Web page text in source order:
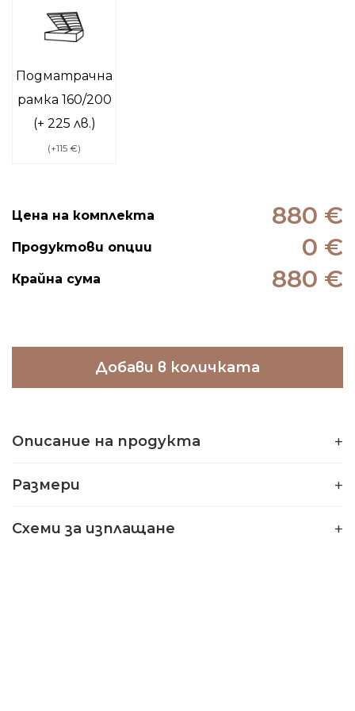
Подматрачна
рамка 160/200
(+ 225 лв.)
(+115 €)
Цена на комплекта 880 €
Продуктови опции 0 €
Крайна сума 880 €
Добави в количката
Описание на продукта
Размери
Схеми за изплащане